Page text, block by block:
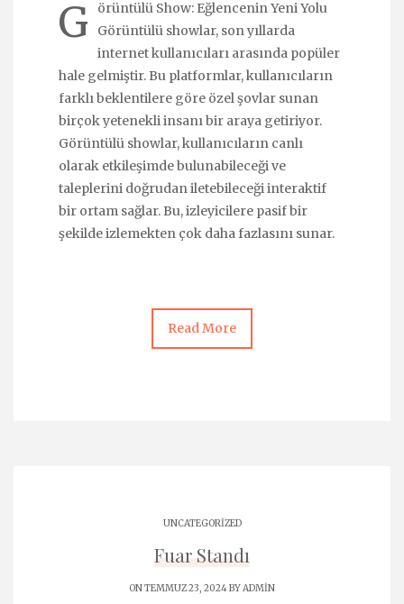
G
örüntülü Show: Eğlencenin Yeni Yolu
Görüntülü showlar, son yıllarda
internet kullanıcıları arasında popüler
hale gelmiştir. Bu platformlar, kullanıcıların
farklı beklentilere göre özel şovlar sunan
birçok yetenekli insanı bir araya getiriyor.
Görüntülü showlar, kullanıcıların canlı
olarak etkileşimde bulunabileceği ve
taleplerini doğrudan iletebileceği interaktif
bir ortam sağlar. Bu, izleyicilere pasif bir
şekilde izlemekten çok daha fazlasını sunar.
Read More
UNCATEGORIZED
Fuar Standı
ON TEMMUZ 23, 2024 BYADMIN